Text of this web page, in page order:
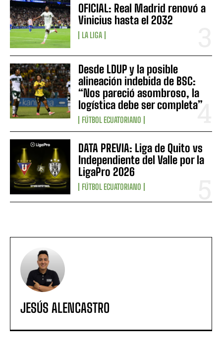
OFICIAL: Real Madrid renovó a
Vinicius hasta el 2032
LA LIGA
Desde LDUP y la posible
alineación indebida de BSC:
“Nos pareció asombroso, la
logística debe ser completa”
FÚTBOL ECUATORIANO
DATA PREVIA: Liga de Quito vs
Independiente del Valle por la
LigaPro 2026
FÚTBOL ECUATORIANO
JESÚS ALENCASTRO